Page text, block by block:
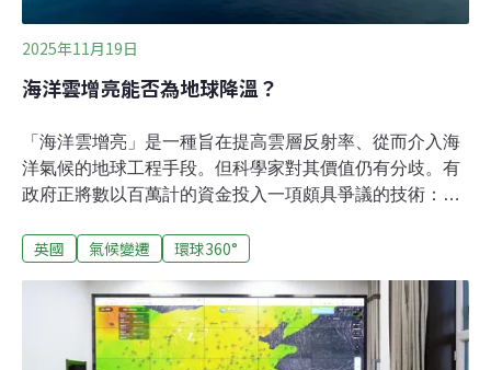
2025年11月19日
海洋雲增亮能否為地球降溫？
「海洋雲增亮」是一種旨在提高雲層反射率、從而介入海
洋氣候的地球工程手段。但科學家對其價值仍有分歧。有
政府正將數以百萬計的資金投入一項頗具爭議的技術：海
者認為，這項技術能透過增強海洋上空雲層的反射能力來
在1990年，曼徹斯特大學的科學家就提出透過噴灑海水增
強雲層反射率來為地球降溫的構想。與許多其他旨在調控
地球溫度的理論一樣，這個想法始終存在爭議。2025年
英國 氣候變遷 環球360°